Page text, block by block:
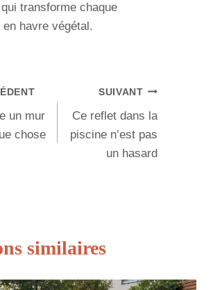
qui transforme chaque
en havre végétal.
un mur
chose
SUIVANT
Ce reflet dans la
piscine n’est pas
un hasard
similaires